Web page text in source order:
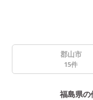
郡山市
15件
福島県の